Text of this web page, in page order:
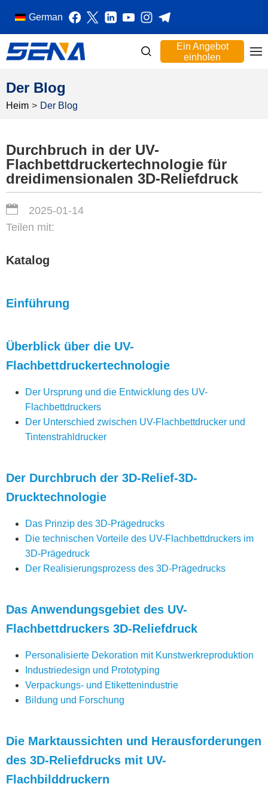
German
Ein Angebot
einholen
Der Blog
Heim > Der Blog
Durchbruch in der UV-
Flachbettdruckertechnologie für
dreidimensionalen 3D-Reliefdruck
2025-01-14
Teilen mit:
Katalog
Einführung
Überblick über die UV-
Flachbettdruckertechnologie
Der Ursprung und die Entwicklung des UV-
Flachbettdruckers
Der Unterschied zwischen UV-Flachbettdrucker und
Tintenstrahldrucker
Der Durchbruch der 3D-Relief-3D-
Drucktechnologie
Das Prinzip des 3D-Prägedrucks
Die technischen Vorteile des UV-Flachbettdruckers im
3D-Prägedruck
Der Realisierungsprozess des 3D-Prägedrucks
Das Anwendungsgebiet des UV-
Flachbettdruckers 3D-Reliefdruck
Personalisierte Dekoration mit Kunstwerkreproduktion
Industriedesign und Prototyping
Verpackungs- und Etikettenindustrie
Bildung und Forschung
Die Marktaussichten und Herausforderungen
des 3D-Reliefdrucks mit UV-
Flachbilddruckern